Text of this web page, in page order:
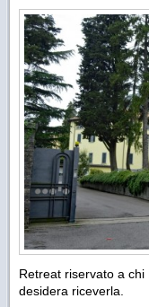
Retreat riservato a
desidera riceverla.